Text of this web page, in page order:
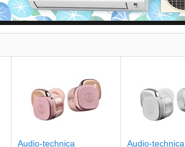
Audio-technica
Audio-technica